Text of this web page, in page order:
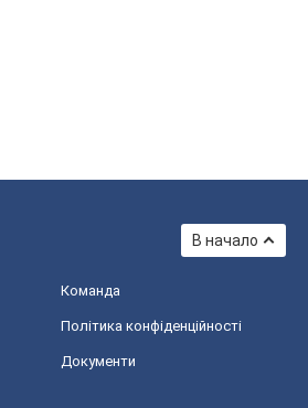
В начало
Команда
Політика конфіденційності
Документи